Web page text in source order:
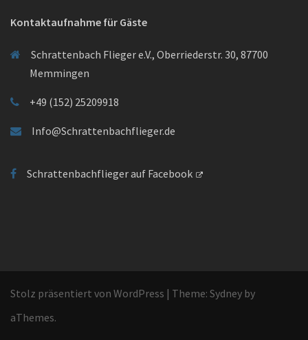
Kontaktaufnahme für Gäste
Schrattenbach Flieger e.V., Oberriederstr. 30, 87700
Memmingen
+49 (152) 25209918
Info@Schrattenbachflieger.de
Schrattenbachflieger auf Facebook
Stolz präsentiert von WordPress | Theme: Sydney by
aThemes.